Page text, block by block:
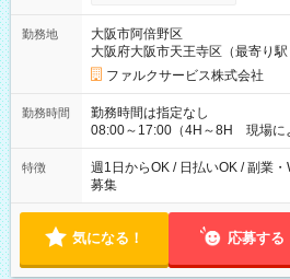
時間以内)をお任せします。その
～」ですが、今なら初出勤をし
円】のボーナスが！★（その他待
よっては早く終わることもあり
ません！ ≪給与例≫ ・週1日勤務 ㈪～㈮は本業のため㈯のみ
1現場/6.500×2現場＝日給13.000円
日でレギュラー勤務(勤続1年) 1
る」などをして月に40万以上を稼ぐ人も☆ ◆支
勤務地
大阪市阿倍野区
大阪府大阪市天王寺区（最寄り
ファルクサービス株式会社
勤務時間
勤務時間は指定なし
08:00～17:00（4H～8H 現場に
給与の日給保障あり！ 「4時間
時も給料変わらず！ 「4時間の現
♪ 1日にたくさんの現場をこなせ
特徴
週1日からOK / 日払いOK / 副業
募集
気になる！ 応募する